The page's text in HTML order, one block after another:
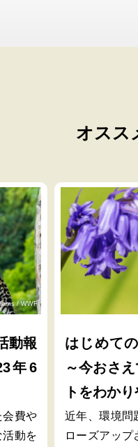
オスス
/ WWF
動報
年6
会費や
動を
はじめて
～今おさ
トをわか
近年、環境問
ローズアップ